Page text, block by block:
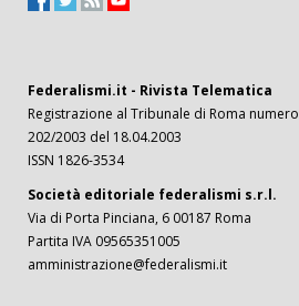
Federalismi.it - Rivista Telematica
Registrazione al Tribunale di Roma numero
202/2003 del 18.04.2003
ISSN 1826-3534
Società editoriale federalismi s.r.l.
Via di Porta Pinciana, 6 00187 Roma
Partita IVA 09565351005
amministrazione@federalismi.it